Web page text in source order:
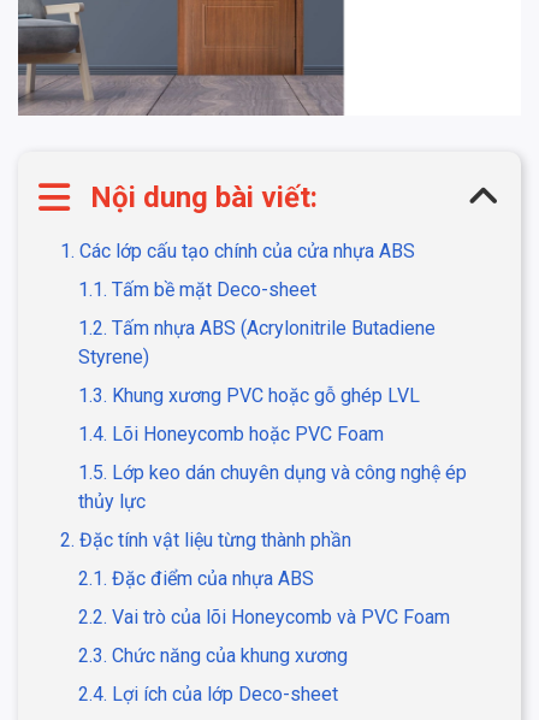
Nội dung bài viết:
1. Các lớp cấu tạo chính của cửa nhựa ABS
1.1. Tấm bề mặt Deco-sheet
1.2. Tấm nhựa ABS (Acrylonitrile Butadiene
Styrene)
1.3. Khung xương PVC hoặc gỗ ghép LVL
1.4. Lõi Honeycomb hoặc PVC Foam
1.5. Lớp keo dán chuyên dụng và công nghệ ép
thủy lực
2. Đặc tính vật liệu từng thành phần
2.1. Đặc điểm của nhựa ABS
2.2. Vai trò của lõi Honeycomb và PVC Foam
2.3. Chức năng của khung xương
2.4. Lợi ích của lớp Deco-sheet